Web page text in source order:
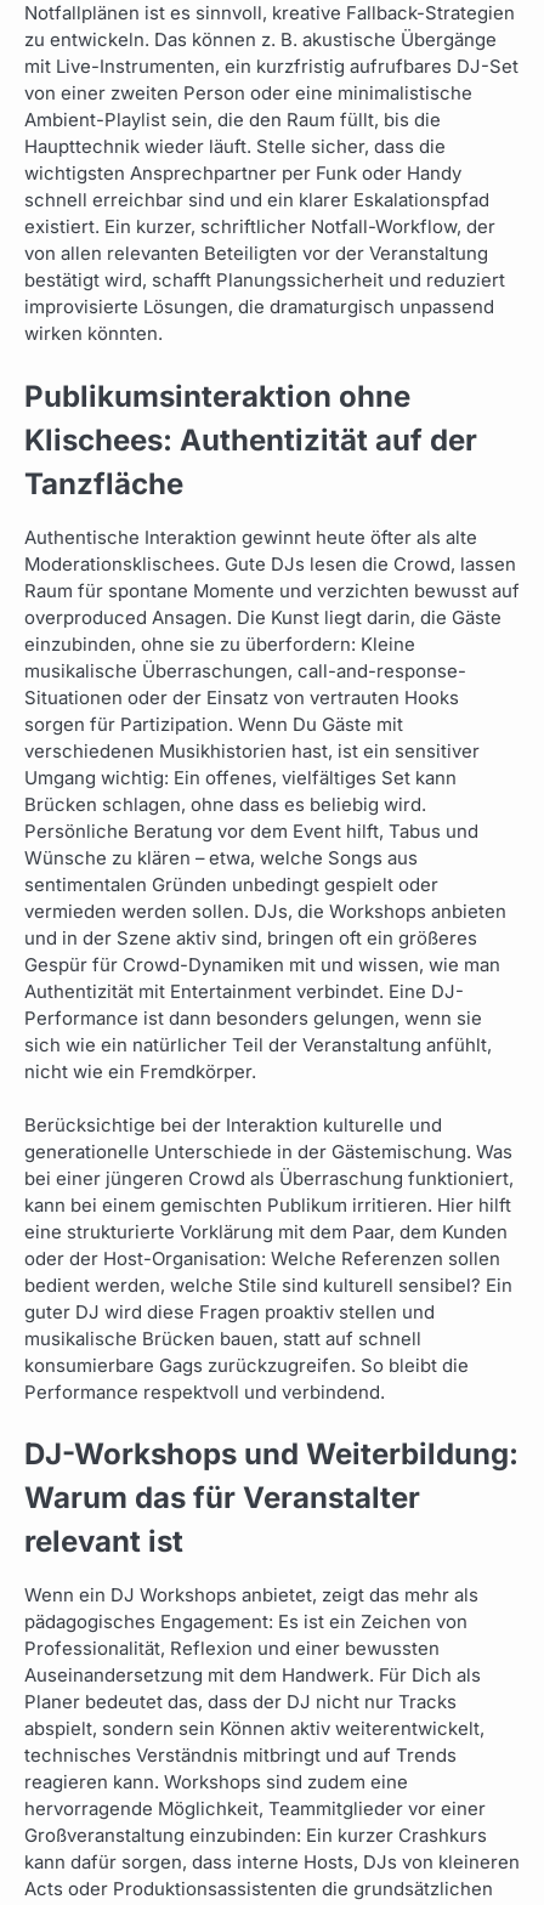
Notfallplänen ist es sinnvoll, kreative Fallback-Strategien
zu entwickeln. Das können z. B. akustische Übergänge
mit Live-Instrumenten, ein kurzfristig aufrufbares DJ-Set
von einer zweiten Person oder eine minimalistische
Ambient-Playlist sein, die den Raum füllt, bis die
Haupttechnik wieder läuft. Stelle sicher, dass die
wichtigsten Ansprechpartner per Funk oder Handy
schnell erreichbar sind und ein klarer Eskalationspfad
existiert. Ein kurzer, schriftlicher Notfall-Workflow, der
von allen relevanten Beteiligten vor der Veranstaltung
bestätigt wird, schafft Planungssicherheit und reduziert
improvisierte Lösungen, die dramaturgisch unpassend
wirken könnten.
Publikumsinteraktion ohne
Klischees: Authentizität auf der
Tanzfläche
Authentische Interaktion gewinnt heute öfter als alte
Moderationsklischees. Gute DJs lesen die Crowd, lassen
Raum für spontane Momente und verzichten bewusst auf
overproduced Ansagen. Die Kunst liegt darin, die Gäste
einzubinden, ohne sie zu überfordern: Kleine
musikalische Überraschungen, call-and-response-
Situationen oder der Einsatz von vertrauten Hooks
sorgen für Partizipation. Wenn Du Gäste mit
verschiedenen Musikhistorien hast, ist ein sensitiver
Umgang wichtig: Ein offenes, vielfältiges Set kann
Brücken schlagen, ohne dass es beliebig wird.
Persönliche Beratung vor dem Event hilft, Tabus und
Wünsche zu klären – etwa, welche Songs aus
sentimentalen Gründen unbedingt gespielt oder
vermieden werden sollen. DJs, die Workshops anbieten
und in der Szene aktiv sind, bringen oft ein größeres
Gespür für Crowd-Dynamiken mit und wissen, wie man
Authentizität mit Entertainment verbindet. Eine DJ-
Performance ist dann besonders gelungen, wenn sie
sich wie ein natürlicher Teil der Veranstaltung anfühlt,
nicht wie ein Fremdkörper.
Berücksichtige bei der Interaktion kulturelle und
generationelle Unterschiede in der Gästemischung. Was
bei einer jüngeren Crowd als Überraschung funktioniert,
kann bei einem gemischten Publikum irritieren. Hier hilft
eine strukturierte Vorklärung mit dem Paar, dem Kunden
oder der Host-Organisation: Welche Referenzen sollen
bedient werden, welche Stile sind kulturell sensibel? Ein
guter DJ wird diese Fragen proaktiv stellen und
musikalische Brücken bauen, statt auf schnell
konsumierbare Gags zurückzugreifen. So bleibt die
Performance respektvoll und verbindend.
DJ-Workshops und Weiterbildung:
Warum das für Veranstalter
relevant ist
Wenn ein DJ Workshops anbietet, zeigt das mehr als
pädagogisches Engagement: Es ist ein Zeichen von
Professionalität, Reflexion und einer bewussten
Auseinandersetzung mit dem Handwerk. Für Dich als
Planer bedeutet das, dass der DJ nicht nur Tracks
abspielt, sondern sein Können aktiv weiterentwickelt,
technisches Verständnis mitbringt und auf Trends
reagieren kann. Workshops sind zudem eine
hervorragende Möglichkeit, Teammitglieder vor einer
Großveranstaltung einzubinden: Ein kurzer Crashkurs
kann dafür sorgen, dass interne Hosts, DJs von kleineren
Acts oder Produktionsassistenten die grundsätzlichen